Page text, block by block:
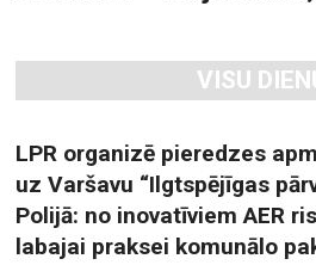
a
h
a
n
d
s
e
w
s
N
VISU
LPR organizē pieredzes
uz Varšavu “Ilgtspējīgas
Polijā: no inovatīviem AER
labajai praksei komunālo